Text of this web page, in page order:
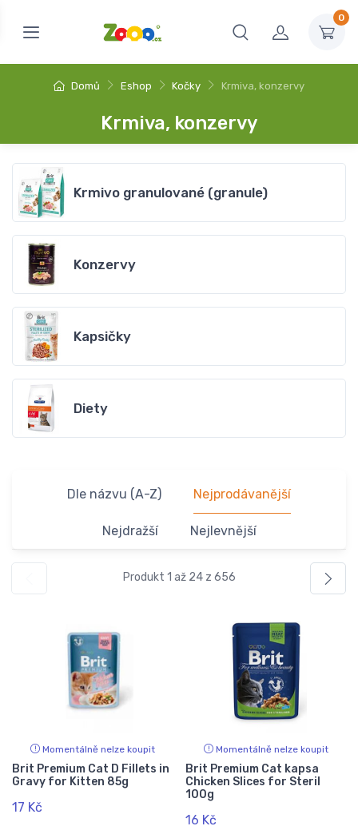
0
Domů Eshop Kočky Krmiva, konzervy
Krmiva, konzervy
Krmivo granulované (granule)
Konzervy
Kapsičky
Diety
Dle názvu (A-Z) Nejprodávanější
Nejdražší Nejlevnější
Produkt 1 až 24 z 656
Momentálně nelze koupit
Brit Premium Cat D Fillets in
Gravy for Kitten 85g
17 Kč
Momentálně nelze koupit
Brit Premium Cat kapsa
Chicken Slices for Steril
100g
16 Kč